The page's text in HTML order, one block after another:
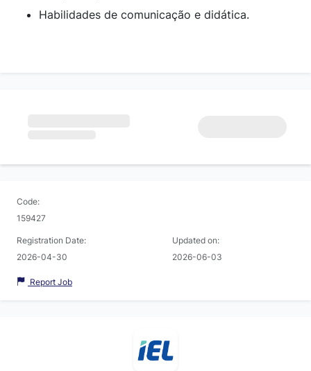
Habilidades de comunicação e didática.
Code:
159427
Registration Date:
2026-04-30
Updated on:
2026-06-03
Report Job